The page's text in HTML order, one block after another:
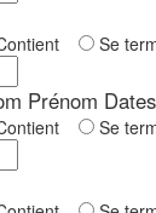
Se
Prénom
Se